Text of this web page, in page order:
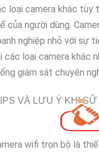
loại camera khác tùy
của người dùng.
nghiệp nhỏ với sự
các loại camera khác
giám sát chuyên
VÀ LƯU Ý KHI
wifi trọn bộ là